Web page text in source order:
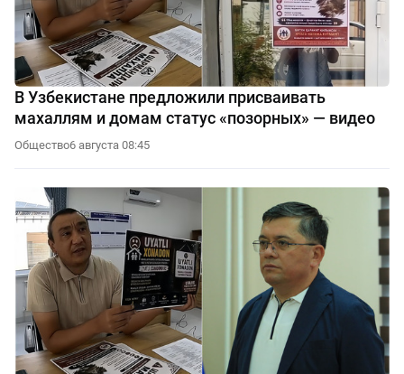
В Узбекистане предложили присваивать
махаллям и домам статус «позорных» — видео
Общество6 августа 08:45